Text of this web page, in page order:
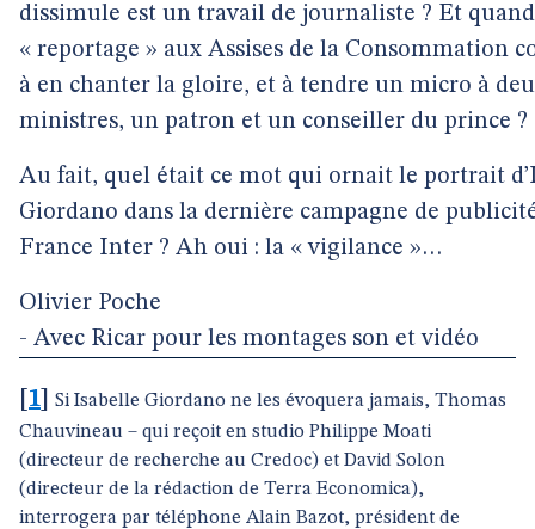
dissimule est un travail de journaliste ? Et
« reportage » aux Assises de la Consommation
à en chanter la gloire, et à tendre un micro à
ministres, un patron et un conseiller du prince ?
Au fait, quel était ce mot qui ornait le portrait
Giordano dans la dernière campagne de
France Inter ? Ah oui : la « vigilance »…
Olivier Poche
- Avec Ricar pour les montages son et vidéo
1
Si Isabelle Giordano ne les évoquera jamais, Thomas
Chauvineau – qui reçoit en studio Philippe Moati
(directeur de recherche au Credoc) et David Solon
(directeur de la rédaction de Terra Economica),
interrogera par téléphone Alain Bazot, président de